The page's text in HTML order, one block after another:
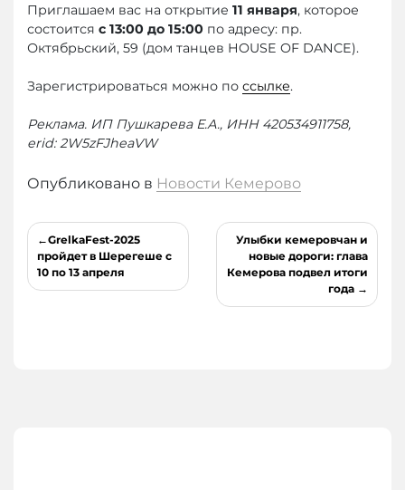
Приглашаем вас на открытие 11 января, которое
состоится с 13:00 до 15:00 по адресу: пр.
Октябрьский, 59 (дом танцев HOUSE OF DANCE).
Зарегистрироваться можно по ссылке.
Реклама. ИП Пушкарева Е.А., ИНН 420534911758,
erid: 2W5zFJheaVW
Опубликовано в Новости Кемерово
Навигация
по
записям
GrelkaFest-2025
пройдет в Шерегеше с
10 по 13 апреля
Улыбки кемеровчан и
новые дороги: глава
Кемерова подвел итоги
года